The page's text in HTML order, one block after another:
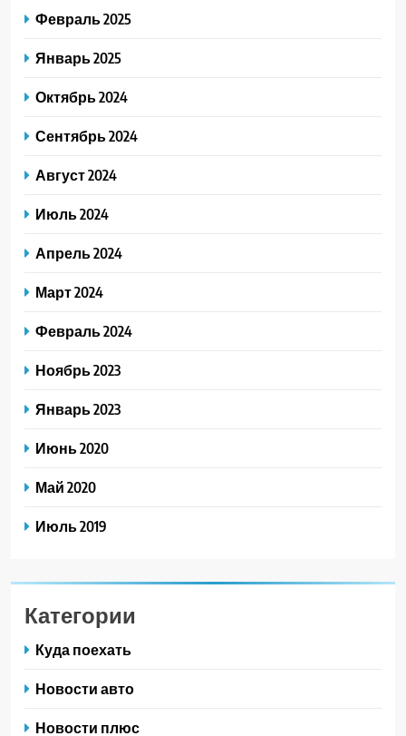
Февраль 2025
Январь 2025
Октябрь 2024
Сентябрь 2024
Август 2024
Июль 2024
Апрель 2024
Март 2024
Февраль 2024
Ноябрь 2023
Январь 2023
Июнь 2020
Май 2020
Июль 2019
Категории
Куда поехать
Новости авто
Новости плюс